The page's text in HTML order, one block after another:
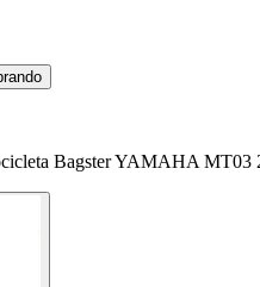
Bagster YAMAHA MT03